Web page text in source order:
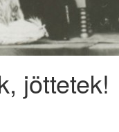
jöttetek!